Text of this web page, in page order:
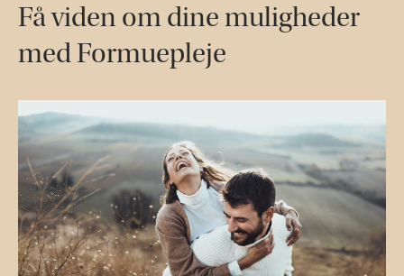
Få viden om dine muligheder
med Formuepleje